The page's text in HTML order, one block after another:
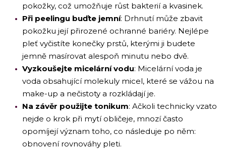
pokožky, což umožňuje růst bakterií a kvasinek.
Při peelingu buďte jemní: Drhnutí může zbavit
pokožku její přirozené ochranné bariéry. Nejlépe
pleť vyčistíte konečky prstů, kterými ji budete
jemně masírovat alespoň minutu nebo dvě.
Vyzkoušejte micelární vodu: Micelární voda je
voda obsahující molekuly micel, které se vážou na
make-up a nečistoty a rozkládají je.
Na závěr použijte tonikum: Ačkoli technicky vzato
nejde o krok při mytí obličeje, mnozí často
opomíjejí význam toho, co následuje po něm:
obnovení rovnováhy pleti.